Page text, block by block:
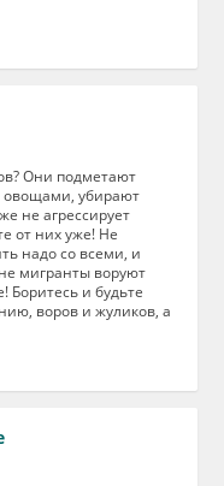
Они подметают
овощами, убирают
не агрессирует
от них уже! Не
надо со всеми, и
мигранты воруют
и будьте
воров и жуликов, а